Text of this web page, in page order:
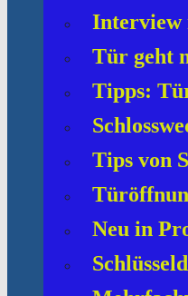
Interview
Tür geht
Tipps:
Tips von
Neu in